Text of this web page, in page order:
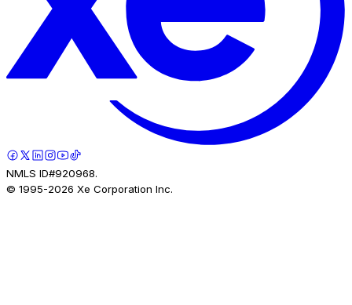
NMLS ID#920968.
© 1995-2026 Xe Corporation Inc.